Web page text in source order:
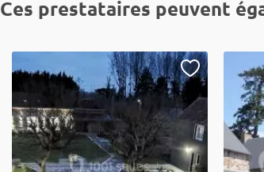
Ces prestataires peuvent